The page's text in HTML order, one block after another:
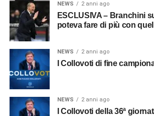
NEWS 2 anni ago
ESCLUSIVA – Branchini
poteva fare di più con
NEWS 2 anni ago
I Collovoti di fine
NEWS 2 anni ago
I Collovoti della 36ª